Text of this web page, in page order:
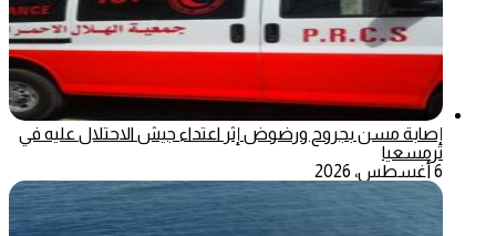
إصابة مسن بجروح ورضوض إثر اعتداء جيش الاحتلال عليه في
ترمسعيا
6 أغسطس، 2026